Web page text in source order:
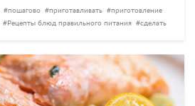
пошагово приготавливать
приготовление
Рецепты блюд правильного питания сделать